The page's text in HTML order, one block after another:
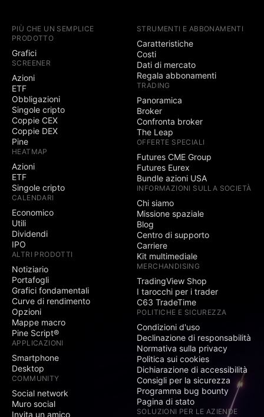
PIÙ CHE UN SEMPLICE
PRODOTTO
Grafici
SCREENER
Azioni
ETF
Obbligazioni
Singole cripto
Coppie CEX
Coppie DEX
Pine
HEATMAP
Azioni
ETF
Singole cripto
CALENDARI
Economico
Utili
Dividendi
IPO
ALTRI PRODOTTI
Notiziario
Portafogli
Grafici fondamentali
Curve di rendimento
Opzioni
Mappe macro
Pine Script®
APPLICAZIONI
Smartphone
Desktop
COMMUNITY
Social network
Muro social
Invita un amico
STRUMENTI E ABBONAMENTI
Caratteristiche
Costi
Dati di mercato
Regala abbonamenti
TRADING
Panoramica
Broker
Confronta broker
The Leap
OFFERTE SPECIALI
Futures CME Group
Futures Eurex
Bundle azioni USA
INFORMAZIONI SULLA SOCIETÀ
Chi siamo
Missione spaziale
Blog
Centro di supporto
Carriere
Kit multimediale
MERCHANDISING
TradingView Shop
I tarocchi per i trader
C63 TradeTime
POLITICHE E SICUREZZA
Condizioni d'uso
Declinazione di responsabilità
Normativa sulla privacy
Politica sui cookies
Dichiarazione di accessibilità
Consigli per la sicurezza
Programma bug bounty
Pagina di stato
SOLUZIONI PER LE AZIENDE